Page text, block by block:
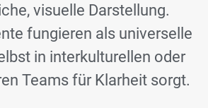
visuelle Darstellung.
fungieren als universelle
in interkulturellen oder
Teams für Klarheit sorgt.